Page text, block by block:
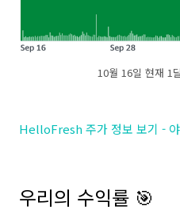
10월 16일 현재 1
HelloFresh 주가 정보 보기 -
우리의 수익률 🎯